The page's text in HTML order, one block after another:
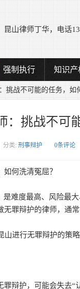
昆山律师丁华，电话
强制执行 知识产
挑战不可能的任务，如
：挑战不可
分类:刑事辩护 0条评论
何洗清冤屈？
难度最高、风险最
罪辩护的律师，通
山进行无罪辩护的策
辩护，可能会失去